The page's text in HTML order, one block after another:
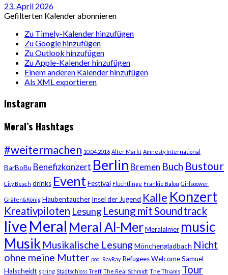
23. April 2026
Gefilterten Kalender abonnieren
Zu Timely-Kalender hinzufügen
Zu Google hinzufügen
Zu Outlook hinzufügen
Zu Apple-Kalender hinzufügen
Einem anderen Kalender hinzufügen
Als XML exportieren
Instagram
Meral’s Hashtags
#weitermachen 10.04.2016 Alter Markt Amnesty International
BarBoBu Benefizkonzert Berlin Bremen Buch Bustour
City Beach drinks Event Festival Flüchtlinge Frankie Balou Girlspower
Gräfen&König Haubentaucher Insel der Jugend Kalle Konzert
Kreativpiloten Lesung Lesung mit Soundtrack
live Meral Meral Al-MerMeralalmer music
Musik Musikalische Lesung Mönchengladbach Nicht
ohne meine Mutter pool RayRay Refugees WelcomeSamuel
Halscheidt spring Stadtschloss Treff The Real Schmidt The Thiams Tour